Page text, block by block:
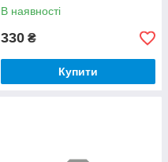
В наявності
330 ₴
Купити